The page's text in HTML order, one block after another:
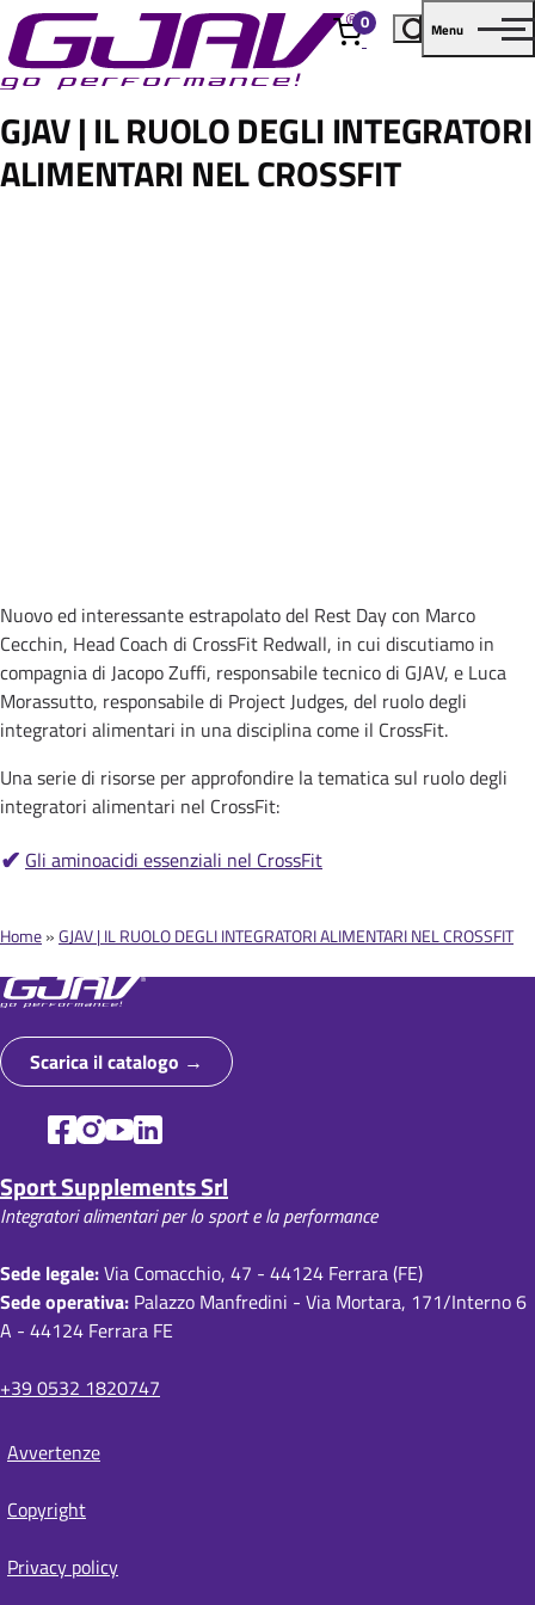
0
elementi
Menu
GJAV | IL RUOLO DEGLI INTEGRATORI
ALIMENTARI NEL CROSSFIT
Nuovo ed interessante estrapolato del Rest Day con Marco
Cecchin, Head Coach di CrossFit Redwall, in cui discutiamo in
compagnia di Jacopo Zuffi, responsabile tecnico di GJAV, e Luca
Morassutto, responsabile di Project Judges, del ruolo degli
integratori alimentari in una disciplina come il CrossFit.
Una serie di risorse per approfondire la tematica sul ruolo degli
integratori alimentari nel CrossFit:
Gli aminoacidi essenziali nel CrossFit
B
r
i
c
l
e
d
i
p
a
e
Home GJAV | IL RUOLO DEGLI INTEGRATORI ALIMENTARI NEL CROSSFIT
Scarica il catalogo
Sport Supplements Srl
Integratori alimentari per lo sport e la performance
Sede legale:Via Comacchio, 47 - 44124 Ferrara (FE)
Sede operativa: Palazzo Manfredini - Via Mortara, 171/Interno 6
A - 44124 Ferrara FE
+39 0532 1820747
S
t
m
Avvertenze
Copyright
Privacy policy